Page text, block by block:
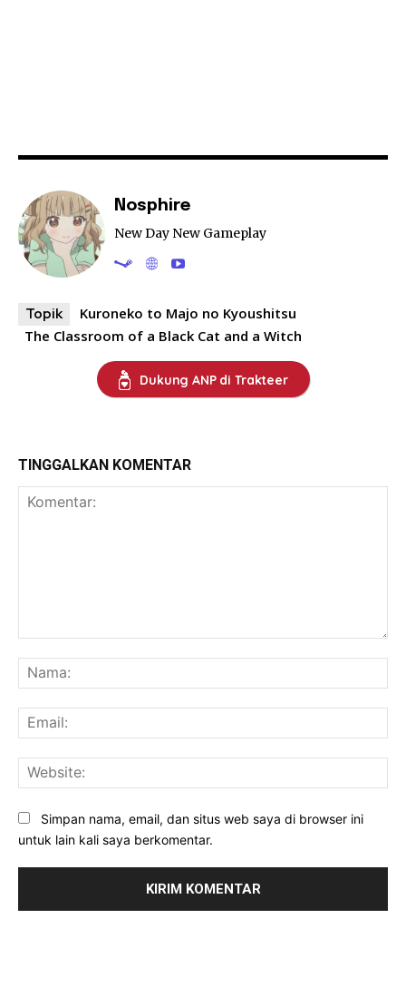
Nosphire
New Day New Gameplay
Topik
Kuroneko to Majo no Kyoushitsu
The Classroom of a Black Cat and a Witch
Dukung ANP di Trakteer
TINGGALKAN KOMENTAR
Simpan nama, email, dan situs web saya di browser ini
untuk lain kali saya berkomentar.